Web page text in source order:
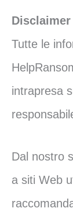
Tutte le
intrapresa
Dal nostro
a siti Web